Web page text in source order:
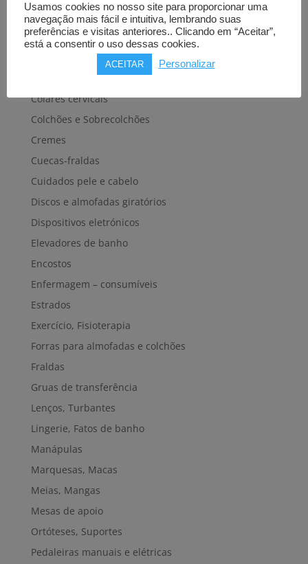
Cestas, Arneses
Cintas e Faixas
Cintos, Coletes e afins
Cintos de transferência e mobilidade
Colares cervicais
Colchões e Sobrecolchões
Cremes
Cuecas-fraldas
Cuidados pele e cabelo
Discos e almofadas giratórios
Dispositivos eletrónicos
Elevadores de banho
Encostos
Enfermagem – consumíveis
Estrados
Exercício, Fisioterapia
Forras para almofadas e colchões
Fraldas
Gruas de transferência
Lenços, Turbantes
Lingerie, Fatos de banho
Manápulas
Marquesas, Macas
Meias, Mangas
Mesas de apoio
Ortóteses, Suportes
Pedaleiras manuais e elétricas
Usamos cookies no nosso site para proporcionar uma
navegação mais fácil e intuitiva, lembrando suas
preferências e visitas anteriores.. Clicando em “Aceitar”,
está a consentir o uso dessas cookies.
ACEITAR Personalizar